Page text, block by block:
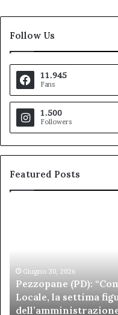
Follow Us
11.945
Fans
1.500
Followers
Featured Posts
Locale,
settima
figuraccia
Giugno 30, 2026
Pezzopane (PD):
Locale, la settima